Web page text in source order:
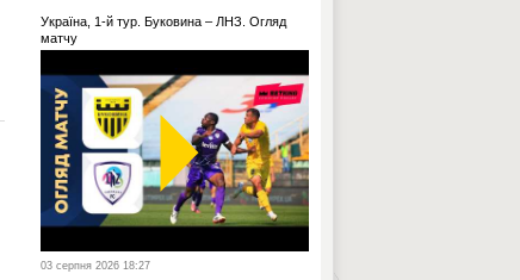
Україна, 1-й тур. Буковина – ЛНЗ. Огляд
матчу
03 серпня 2026 18:27